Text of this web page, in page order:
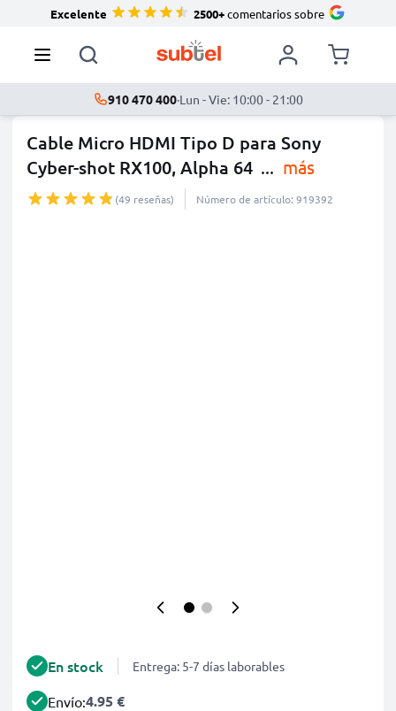
Excelente 2500+comentarios sobre
910 470 400·Lun - Vie: 10:00 - 21:00
Cable Micro HDMI Tipo D para Sony
Cyber-shot RX100, Alpha 64 ... más
(49 reseñas) Número de artículo: 919392
En stock Entrega: 5-7 días laborables
Envío:4.95 €